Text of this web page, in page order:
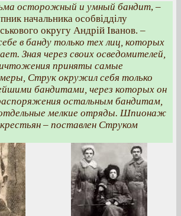
осторожный и умный бандит, –
начальника особвідділу
округу Андрій Іванов. –
в банду только тех лиц, которых
Зная через своих осведомителей,
приняты самые
Струк окружил себя только
бандитами, через которых он
остальным бандитам,
мелкие отряды. Шпионаж
– поставлен Струком